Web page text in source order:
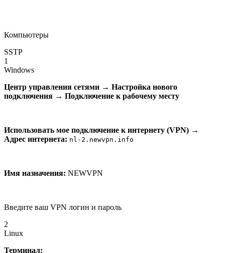
Компьютеры
SSTP
1
Windows
Центр управления сетями → Настройка нового
подключения → Подключение к рабочему месту
Использовать мое подключение к интернету (VPN) →
Адрес интернета: nl-2.newvpn.info
Имя назначения: NEWVPN
Введите ваш VPN логин и пароль
2
Linux
Терминал: